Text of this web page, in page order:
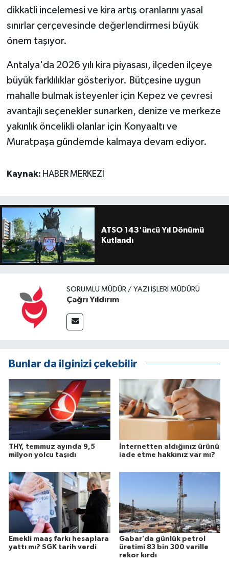
dikkatli incelemesi ve kira artış oranlarını yasal
sınırlar çerçevesinde değerlendirmesi büyük
önem taşıyor.
Antalya'da 2026 yılı kira piyasası, ilçeden ilçeye
büyük farklılıklar gösteriyor. Bütçesine uygun
mahalle bulmak isteyenler için Kepez ve çevresi
avantajlı seçenekler sunarken, denize ve merkeze
yakınlık öncelikli olanlar için Konyaaltı ve
Muratpaşa gündemde kalmaya devam ediyor.
Kaynak: HABER MERKEZİ
ATSO 143'üncü Yıl Dönümü
Kutlandı
SORUMLU MÜDÜR / YAZI İŞLERI MÜDÜRÜ
Çağrı Yıldırım
Bunlar da ilginizi çekebilir
THY, temmuz ayında 9,5
milyon yolcu taşıdı
İnternetten aldığınız ürünü
iade etme hakkınız var mı?
Emekli maaş farkı hesaplara
yattı mı? SGK tarih verdi
Gabar’da günlük petrol
üretimi 83 bin 300 varille
rekor kırdı